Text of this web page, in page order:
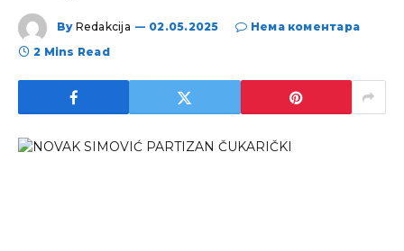
By Redakcija 02.05.2025
Нема коментара
2 Mins Read